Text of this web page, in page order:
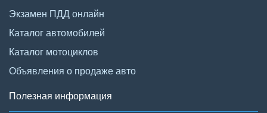
Экзамен ПДД онлайн
Каталог автомобилей
Каталог мотоциклов
Объявления о продаже авто
Полезная информация